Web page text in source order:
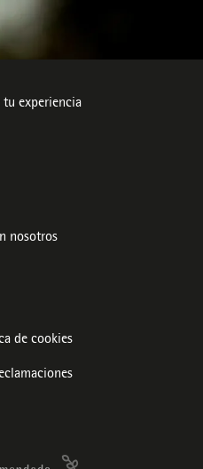
tu experiencia
nosotros
de cookies